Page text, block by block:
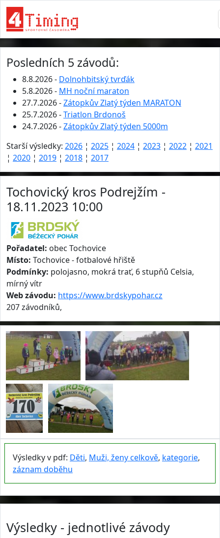
Posledních 5 závodů:
8.8.2026 - Dolnohbitský tvrďák
5.8.2026 - MH noční maraton
27.7.2026 -Zátopkův Zlatý týden MARATON
25.7.2026 -Triatlon Brdonoš
24.7.2026 -Zátopkův Zlatý týden 5000m
Starší výsledky: 2026 ¦ 2025 ¦ 2024 ¦ 2023 ¦ 2022 ¦ 2021
¦ 2020 ¦ 2019 ¦ 2018 ¦ 2017
Tochovický kros Podrejžím -
18.11.2023 10:00
Pořadatel: obec Tochovice
Místo: Tochovice - fotbalové hřiště
Podmínky: polojasno, mokrá trať, 6 stupňů Celsia,
mírný vítr
Web závodu: https://www.brdskypohar.cz
207 závodníků,
Výsledky v pdf: Děti, Muži, ženy celkově, kategorie,
záznam doběhu
Výsledky - jednotlivé závody